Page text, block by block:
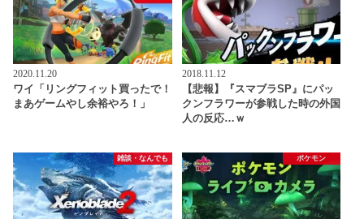
2020.11.20
ワイ「リングフィット買ったで！
まあゲームやし余裕やろ！」
2018.11.12
【悲報】『スマブラSP』にパッ
クンフラワーが参戦した時の外国
人の反応…ｗ
雑談・なんでも ポケモン